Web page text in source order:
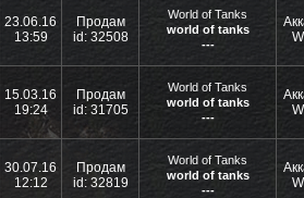
23.06.16
13:59
Продам
id: 32508
World of Tanks
world of tanks
---
15.03.16
19:24
Продам
id: 31705
World of Tanks
world of tanks
---
30.07.16
12:12
Продам
id: 32819
World of Tanks
world of tanks
---